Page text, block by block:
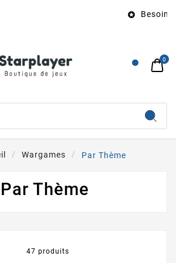
Besoin
0
Wargames Par Thème
Par Thème
47 produits